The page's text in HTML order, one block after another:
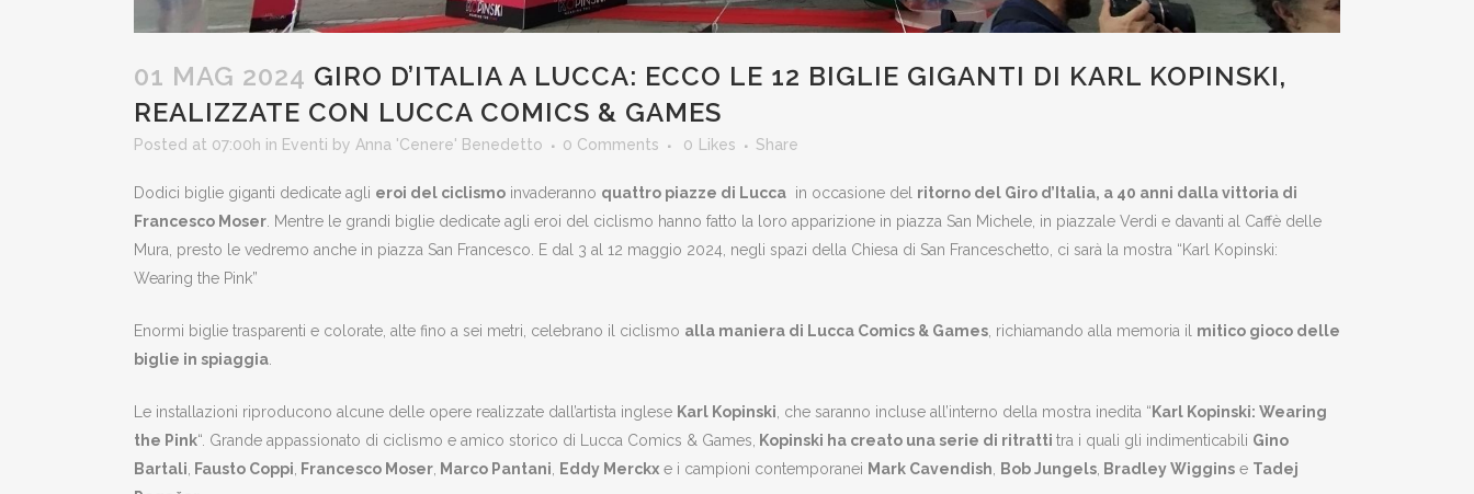
01 MAG 2024 GIRO D’ITALIA A LUCCA: ECCO LE 12 BIGLIE GIGANTI DI KARL KOPINSKI,
REALIZZATE CON LUCCA COMICS & GAMES
Posted at 07:00h in Eventi by Anna 'Cenere' Benedetto 0 Comments 0 Likes Share
Dodici biglie giganti dedicate agli eroi del ciclismo invaderanno quattro piazze di Lucca in occasione del ritorno del Giro d’Italia, a 40 anni dalla vittoria di
Francesco Moser . Mentre le grandi biglie dedicate agli eroi del ciclismo hanno fatto la loro apparizione in piazza San Michele, in piazzale Verdi e davanti al Caffè delle
Mura, presto le vedremo anche in piazza San Francesco. E dal 3 al 12 maggio 2024, negli spazi della Chiesa di San Franceschetto, ci sarà la mostra “Karl Kopinski:
Wearing the Pink”
Enormi biglie trasparenti e colorate, alte fino a sei metri, celebrano il ciclismo alla maniera di Lucca Comics & Games , richiamando alla memoria il mitico gioco delle
biglie in spiaggia
Le installazioni riproducono alcune delle opere realizzate dall’artista inglese Karl Kopinski , che saranno incluse all’interno della mostra inedita “ Karl Kopinski: Wearing
the Pink“. Grande appassionato di ciclismo e amico storico di Lucca Comics & Games, Kopinski ha creato una serie di ritratti tra i quali gli indimenticabili Gino
Bartali
Fausto Coppi Francesco Moser Marco Pantani Eddy Merckx e i campioni contemporanei Mark Cavendish Bob Jungels Bradley Wiggins e Tadej